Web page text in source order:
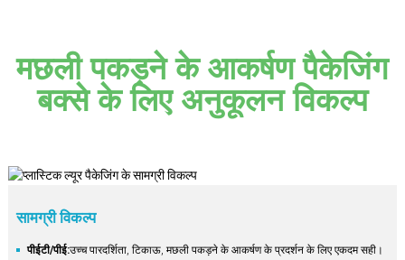
मछली पकड़ने के आकर्षण पैकेजिंग
बक्से के लिए अनुकूलन विकल्प
सामग्री विकल्प
पीईटी/पीई:उच्च पारदर्शिता, टिकाऊ, मछली पकड़ने के आकर्षण के प्रदर्शन के लिए एकदम सही।